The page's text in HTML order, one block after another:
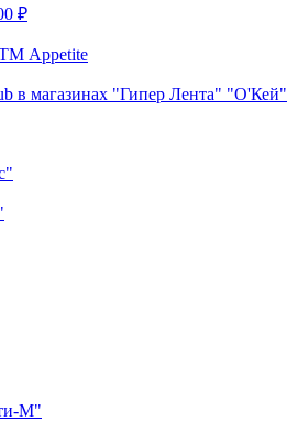
₽
Appetite
в магазинах "Гипер Лента" "О'Кей"
М"